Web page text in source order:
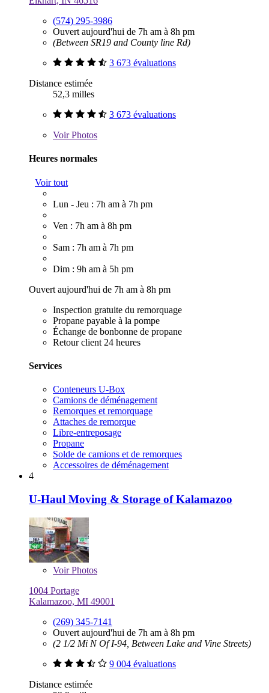
(574) 295-3986
Ouvert aujourd'hui de 7h am à 8h pm
(Between SR19 and County line Rd)
3 673 évaluations
Distance estimée
52,3 milles
3 673 évaluations
VoirPhotos
Heures normales
Voir tout
Lun - Jeu : 7h am à 7h pm
Ven : 7h am à 8h pm
Sam : 7h am à 7h pm
Dim : 9h am à 5h pm
Ouvert aujourd'hui de 7h am à 8h pm
Inspection gratuite du remorquage
Propane payable à la pompe
Échange de bonbonne de propane
Retour client 24 heures
Services
Conteneurs U-Box
Camions de déménagement
Remorques et remorquage
Attaches de remorque
Libre-entreposage
Propane
Solde de camions et de remorques
Accessoires de déménagement
4
U-Haul Moving & Storage of Kalamazoo
VoirPhotos
1004 Portage
Kalamazoo, MI 49001
(269) 345-7141
Ouvert aujourd'hui de 7h am à 8h pm
(2 1/2 Mi N Of I-94, Between Lake and Vine Streets)
9 004 évaluations
Distance estimée